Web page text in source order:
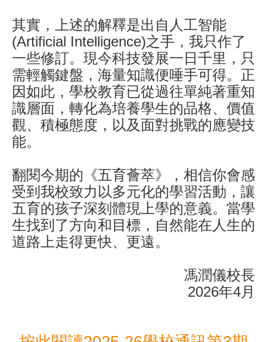
其實，上述的解釋是出自人工智能
(Artificial Intelligence)之手，我只作了
一些修訂。現今科技發展一日千里，只
需輕觸鍵盤，海量知識便唾手可得。正
因如此，學校教育已從過往單純著重知
識層面，轉化為培養學生的品格、價值
觀、積極態度，以及面對挑戰的應變技
能。
翻閱今期的《五育薈萃》，相信你會感
受到我校致力以多元化的學習活動，讓
五育的孩子深刻體現上學的意義。當學
生找到了方向和目標，自然能在人生的
道路上走得更快、更遠。
馮潤儀校長
2026年4月